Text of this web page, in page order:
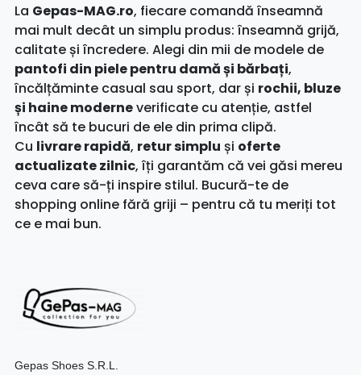
La Gepas-MAG.ro, fiecare comandă înseamnă
mai mult decât un simplu produs: înseamnă grijă,
calitate și încredere. Alegi din mii de modele de
pantofi din piele pentru damă și bărbați,
încălțăminte casual sau sport, dar și rochii, bluze
și haine moderneverificate cu atenție, astfel
încât să te bucuri de ele din prima clipă.
Cu livrare rapidă, retur simplu și oferte
actualizate zilnic, îți garantăm că vei găsi mereu
ceva care să-ți inspire stilul. Bucură-te de
shopping online fără griji – pentru că tu meriți tot
ce e mai bun.
Gepas Shoes S.R.L.